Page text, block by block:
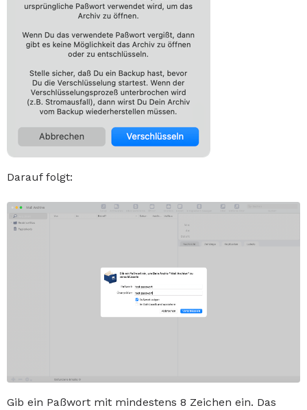
Darauf folgt:
Gib ein Paßwort mit mindestens 8 Zeichen ein. Das